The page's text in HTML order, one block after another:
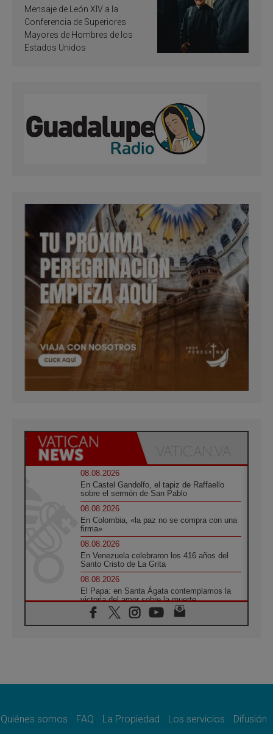
inspiración y santificación
Mensaje de León XIV a la
Conferencia de Superiores
Mayores de Hombres de los
Estados Unidos
08.08.2026
En Castel Gandolfo, el tapiz de Raffaello
sobre el sermón de San Pablo
08.08.2026
En Colombia, «la paz no se compra con una
firma»
08.08.2026
En Venezuela celebraron los 416 años del
Santo Cristo de La Grita
08.08.2026
El Papa: en Santa Ágata contemplamos la
victoria del amor sobre la muerte
08.08.2026
León XIV visitará el Santuario de la Madre
07.08.2026
07.08.2026
Quiénes somos FAQ La Propiedad Los servicios Difusión